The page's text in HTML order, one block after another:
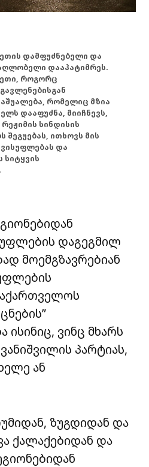
დამფუძნებელი და
დააპატიმრეს.
როგორც
რომელიც მზია
დააფუძნა, მიიჩნევს,
სინდისის
შეგუებას, ითხოვს მის
და
დაგეგმილ
მოემგზავრებიან
ისინიც, ვინც მხარს
პარტიას,
ან
ზუგდიდან და
ქალაქებიდან და